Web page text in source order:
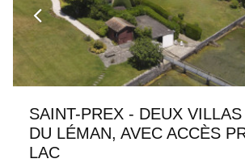
SAINT-PREX - DEUX
DU LÉMAN, AVEC ACCÈS
LAC